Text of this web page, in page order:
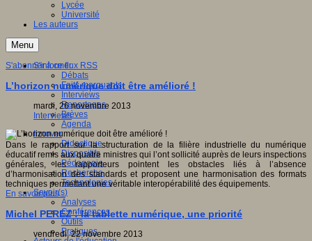
Lycée
Université
Les auteurs
Menu
S'informer
Débats
Faits marquants
Interviews
Reportages
Brèves
Agenda
Innover
Didactique
Dispositifs
Pédagogie
Recherche
Technologies
Savoir(s)
Analyses
Conférences
Outils
Pratiques
S'abonner à ce flux RSS
L’horizon numérique doit être amélioré !
mardi, 26 novembre 2013
Interviews
Dans le rapport sur la structuration de la filière industrielle du numérique
éducatif remis aux quatre ministres qui l’ont sollicité auprès de leurs inspections
générales, les rapporteurs pointent les obstacles liés à l’absence
d’harmonisation des standards et proposent une harmonisation des formats
techniques permettant une véritable interopérabilité des équipements.
En savoir plus...
Michel PEREZ : la tablette numérique, une priorité
vendredi, 22 novembre 2013